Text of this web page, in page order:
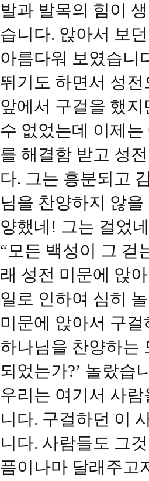
발과 발목의 힘이
습니다. 앉아서 보
아름다워 보였습니
뛰기도 하면서 성
앞에서 구걸을 했
수 없었는데 이제
를 해결함 받고 성
다. 그는 흥분되고
님을 찬양하지 않
양했네! 그는 걸었
“모든 백성이 그 걷
래 성전 미문에 앉
일로 인하여 심히
미문에 앉아서 구
하나님을 찬양하는
되었는가?’ 놀랐습
우리는 여기서 사
니다. 구걸하던 이
니다. 사람들도 그
픔이나마 달래주고